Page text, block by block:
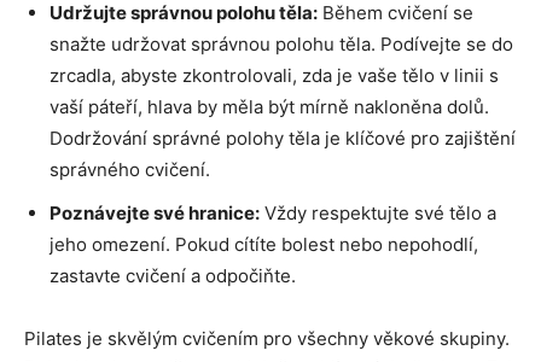
Udržujte správnou polohu těla: Během cvičení se
snažte udržovat správnou polohu těla. Podívejte se do
zrcadla, abyste zkontrolovali, zda je vaše tělo v linii s
vaší páteří, hlava by měla být mírně nakloněna dolů.
Dodržování správné polohy těla je klíčové pro zajištění
správného cvičení.
Poznávejte své hranice: Vždy respektujte své tělo a
jeho omezení. Pokud cítíte bolest nebo nepohodlí,
zastavte cvičení a odpočiňte.
Pilates je skvělým cvičením pro všechny věkové skupiny.